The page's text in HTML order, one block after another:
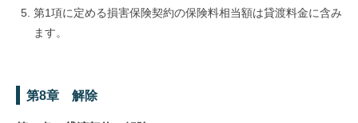
第1項に定める損害保険契約の保険料相当額は貸渡料金に含み
ます。
第8章 解除